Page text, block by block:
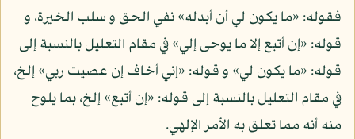
فقوله: «ما يكون لي أن أبدله» نفي الحق و سلب الخيرة، و
قوله: «إن أتبع إلا ما يوحى إلي» في مقام التعليل بالنسبة إلى
قوله: «ما يكون لي» و قوله: «إني أخاف إن عصيت ربي» إلخ،
في مقام التعليل بالنسبة إلى قوله: «إن أتبع» إلخ، بما يلوح
منه أنه مما تعلق به الأمر الإلهي.